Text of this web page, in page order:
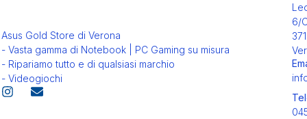
Asus Gold Store di Verona
- Vasta gamma di Notebook | PC Gaming su misura
- Ripariamo tutto e di qualsiasi marchio
- Videogiochi
6/